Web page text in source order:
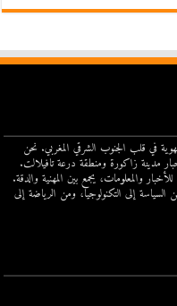
في قلب الجنوب الشرقي المغربي. نحن
مدينة زاكورة ومنطقة درعة تافيلالت.
والمعلومات، يجمع بين المهنية والدقة.
السياسة إلى التكنولوجيا، ومن الرياضة إلى